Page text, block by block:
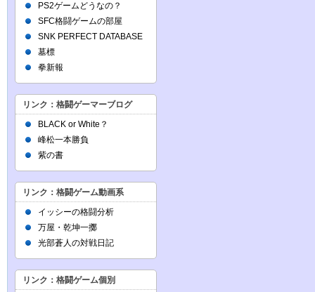
PS2ゲームどうなの？
SFC格闘ゲームの部屋
SNK PERFECT DATABASE
墓標
拳新報
リンク：格闘ゲーマーブログ
BLACK or White？
峰松一本勝負
紫の書
リンク：格闘ゲーム動画系
イッシーの格闘分析
万屋・乾坤一擲
光部蒼人の対戦日記
リンク：格闘ゲーム個別